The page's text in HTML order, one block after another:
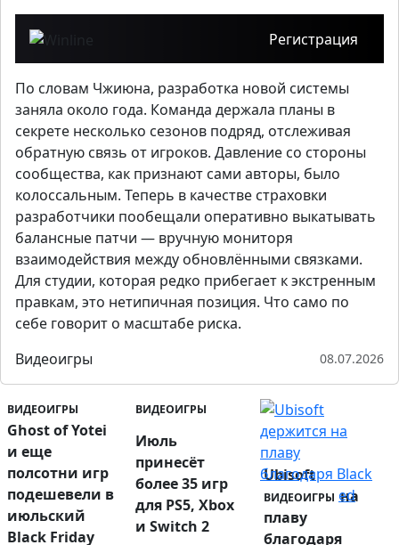
Регистрация
По словам Чжиюна, разработка новой системы
заняла около года. Команда держала планы в
секрете несколько сезонов подряд, отслеживая
обратную связь от игроков. Давление со стороны
сообщества, как признают сами авторы, было
колоссальным. Теперь в качестве страховки
разработчики пообещали оперативно выкатывать
балансные патчи — вручную мониторя
взаимодействия между обновлёнными связками.
Для студии, которая редко прибегает к экстренным
правкам, это нетипичная позиция. Что само по
себе говорит о масштабе риска.
Видеоигры
08.07.2026
ВИДЕОИГРЫ
Ghost of Yotei
и еще
полсотни игр
подешевели в
июльский
Black Friday
ВИДЕОИГРЫ
Июль
принесёт
более 35 игр
для PS5, Xbox
и Switch 2
ВИДЕОИГРЫ
Ubisoft
держится на
плаву
благодаря